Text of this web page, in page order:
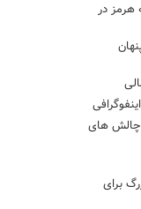
هرمز در
چالش های
برای